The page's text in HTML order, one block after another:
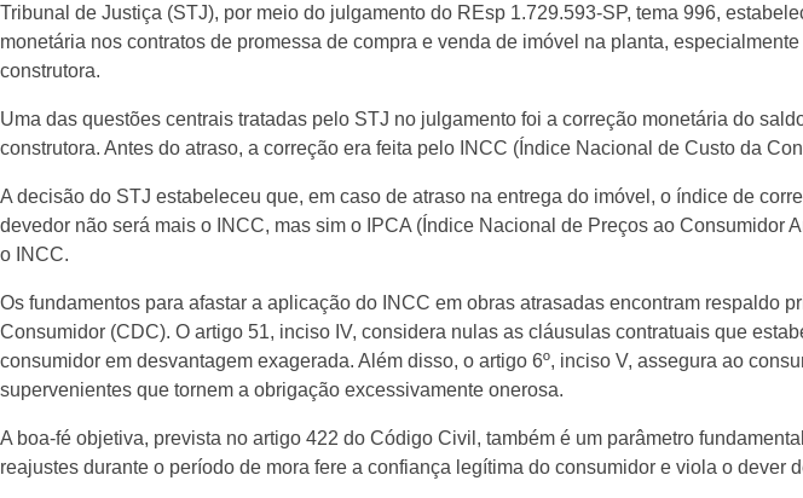
Tribunal de Justiça (STJ), por meio do julgamento do REsp 1.729.593-SP, tema 996,
monetária nos contratos de promessa de compra e venda de imóvel na planta,
construtora.
Uma das questões centrais tratadas pelo STJ no julgamento foi a correção monetária do
construtora. Antes do atraso, a correção era feita pelo INCC (Índice Nacional de Custo da
A decisão do STJ estabeleceu que, em caso de atraso na entrega do imóvel, o índice de
devedor não será mais o INCC, mas sim o IPCA (Índice Nacional de Preços ao Consumidor
o INCC.
Os fundamentos para afastar a aplicação do INCC em obras atrasadas encontram respaldo
Consumidor (CDC). O artigo 51, inciso IV, considera nulas as cláusulas contratuais que
consumidor em desvantagem exagerada. Além disso, o artigo 6º, inciso V, assegura ao
supervenientes que tornem a obrigação excessivamente onerosa.
A boa-fé objetiva, prevista no artigo 422 do Código Civil, também é um parâmetro
reajustes durante o período de mora fere a confiança legítima do consumidor e viola o dever